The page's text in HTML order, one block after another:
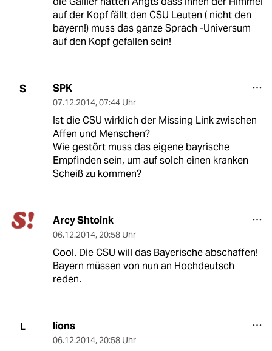
auf der Kopf fällt den CSU Leuten ( nicht den
bayern!) muss das ganze Sprach -Universum
auf den Kopf gefallen sein!
S SPK
07.12.2014, 07:44 Uhr
Ist die CSU wirklich der Missing Link zwischen
Affen und Menschen?
Wie gestört muss das eigene bayrische
Empfinden sein, um auf solch einen kranken
Scheiß zu kommen?
Arcy Shtoink
06.12.2014, 20:58 Uhr
Cool. Die CSU will das Bayerische abschaffen!
Bayern müssen von nun an Hochdeutsch
reden.
L lions
06.12.2014, 20:58 Uhr